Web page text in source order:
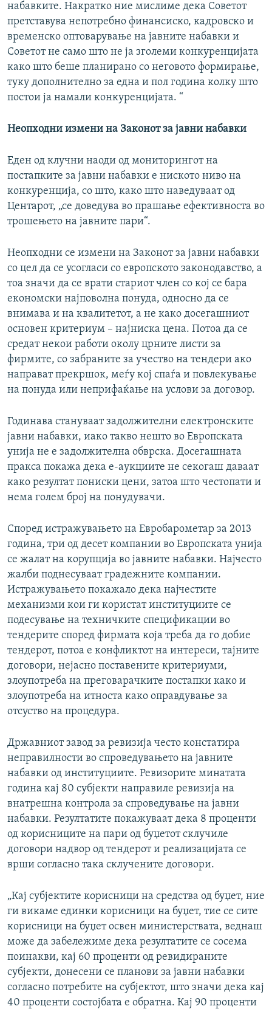
набавките. Накратко ние мислиме дека Советот
претставува непотребно финансиско, кадровско и
временско оптоварување на јавните набавки и
Советот не само што не ја зголеми конкуренцијата
како што беше планирано со неговото формирање,
туку дополнително за една и пол година колку што
постои ја намали конкуренцијата. “
Неопходни измени на Законот за јавни набавки
Еден од клучни наоди од мониторингот на
постапките за јавни набавки е ниското ниво на
конкуренција, со што, како што наведуваат од
Центарот, „се доведува во прашање ефективноста во
трошењето на јавните пари“.
Неопходни се измени на Законот за јавни набавки
со цел да се усогласи со европското законодавство, а
тоа значи да се врати стариот член со кој се бара
економски најповолна понуда, односно да се
внимава и на квалитетот, а не како досегашниот
основен критериум – најниска цена. Потоа да се
средат некои работи околу црните листи за
фирмите, со забраните за учество на тендери ако
направат прекршок, меѓу кој спаѓа и повлекување
на понуда или неприфаќање на услови за договор.
Годинава стануваат задолжителни електронските
јавни набавки, иако такво нешто во Европската
унија не е задолжителна обврска. Досегашната
пракса покажа дека е-аукциите не секогаш даваат
како резултат пониски цени, затоа што честопати и
нема голем број на понудувачи.
Според истражувањето на Евробарометар за 2013
година, три од десет компании во Европската унија
се жалат на корупција во јавните набавки. Најчесто
жалби поднесуваат градежните компании.
Истражувањето покажало дека најчестите
механизми кои ги користат институциите се
подесување на техничките спецификации во
тендерите според фирмата која треба да го добие
тендерот, потоа е конфликтот на интереси, тајните
договори, нејасно поставените критериуми,
злоупотреба на преговарачките постапки како и
злоупотреба на итноста како оправдување за
отсуство на процедура.
Државниот завод за ревизија често констатира
неправилности во спроведувањето на јавните
набавки од институциите. Ревизорите минатата
година кај 80 субјекти направиле ревизија на
внатрешна контрола за спроведување на јавни
набавки. Резултатите покажуваат дека 8 проценти
од корисниците на пари од буџетот склучиле
договори надвор од тендерот и реализацијата се
врши согласно така склучените договори.
„Кај субјектите корисници на средства од буџет, ние
ги викаме единки корисници на буџет, тие се сите
корисници на буџет освен министерствата, веднаш
може да забележиме дека резултатите се сосема
поинакви, кај 60 проценти од ревидираните
субјекти, донесени се планови за јавни набавки
согласно потребите на субјектот, што значи дека кај
40 проценти состојбата е обратна. Кај 90 проценти